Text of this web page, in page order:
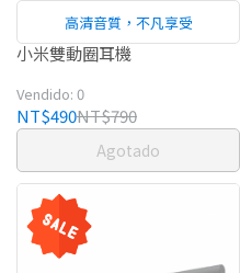
高清音質，不凡享受
小米雙動圈耳機
Vendido: 0
NT$490NT$790
Agotado